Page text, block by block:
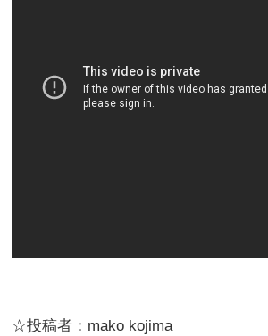
☆投稿者：mako kojima